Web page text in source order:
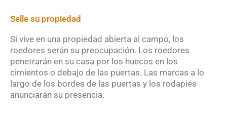
Selle su propiedad
Si vive en una propiedad abierta al campo, los
roedores serán su preocupación. Los roedores
penetrarán en su casa por los huecos en los
cimientos o debajo de las puertas. Las marcas a lo
largo de los bordes de las puertas y los rodapiés
anunciarán su presencia.